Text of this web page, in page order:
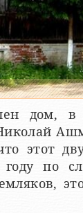
дом,
этот
по